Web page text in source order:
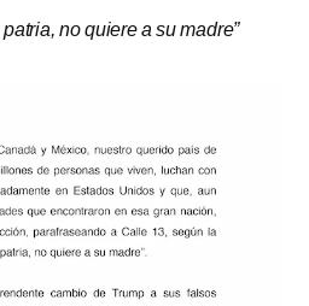
no quiere a su madre”